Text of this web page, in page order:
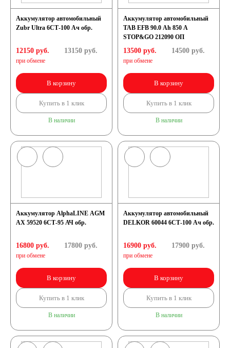
190 А/ч
192 А/ч
210 А/ч
220 А/ч
225 А/ч
235 А/ч
250 А/ч
Аккумуляторы по
технологии
Аккумулятор автомобильный
Zubr Ultra 6СТ-100 Ач обр.
12150 руб.
при обмене
13150руб.
В корзину
Купить в 1 клик
В наличии
Аккумулятор автомобильный
TAB EFB 90.0 Ah 850 A
STOP&GO 212090 ОП
13500 руб.
при обмене
14500руб.
В корзину
Купить в 1 клик
В наличии
Аккумулятор AlphaLINE AGM
AX 59520 6СТ-95 АЧ обр.
16800 руб.
при обмене
17800руб.
В корзину
Купить в 1 клик
В наличии
Аккумулятор автомобильный
DELKOR 60044 6СТ-100 Ач обр.
16900 руб.
при обмене
17900руб.
В корзину
Купить в 1 клик
В наличии